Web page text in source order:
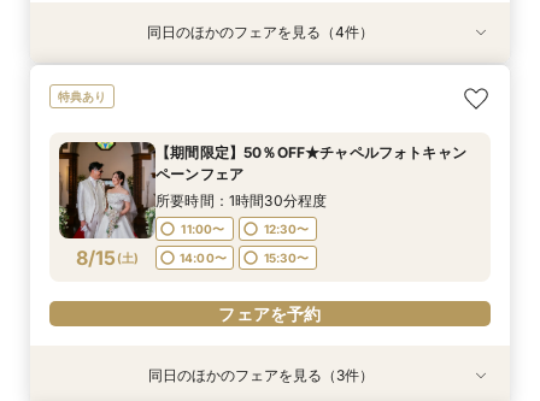
8/14(金
【期間限定】50％OFF★チャペルフォトキャン
11:00〜
14:00〜
15:30〜
フェアを予約
8/14(金
【挙式＋会食が5万円OFF！】費用を抑えて叶え
11:00〜
14:00〜
15:30〜
フェアを予約
8/14(金
11:00〜
12:30〜
14:00〜
フェアを予約
8/14(金
【結婚式の費用がぐっとお得】挙式料＋撮影＋衣
BIGフェア
所要時間：1時間30分程度
14:00〜
15:30〜
フェアを予約
同日のほかのフェアを見る（4件）
特典あり
8/15(土)
【期間限定】50％OFF★チャペルフォトキャン
ペーンフェア
所要時間：1時間30分程度
11:00〜
12:30〜
14:00〜
15:30〜
フェアを予約
同日のほかのフェアを見る（3件）